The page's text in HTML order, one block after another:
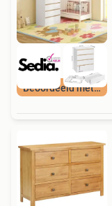
Beoordeeld met 9+